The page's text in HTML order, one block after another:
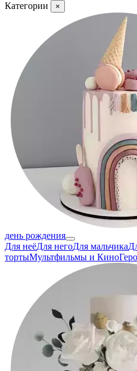
Категории
×
день рождения
Для неёДля негоДля мальчика
тортыМультфильмы и Кино